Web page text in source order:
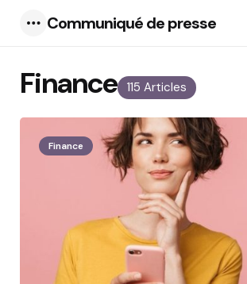
Communiqué de presse
115 Articles
Finance
Finance